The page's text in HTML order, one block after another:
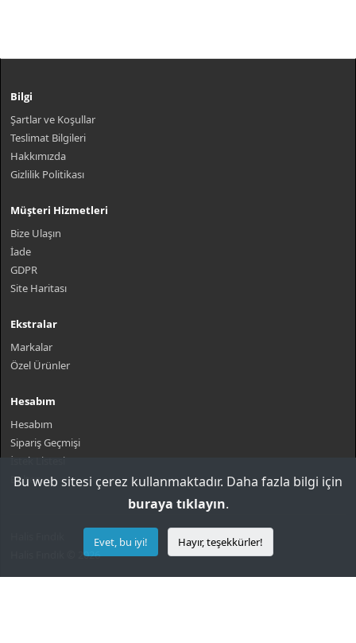
Bilgi
Şartlar ve Koşullar
Teslimat Bilgileri
Hakkımızda
Gizlilik Politikası
Müşteri Hizmetleri
Bize Ulaşın
İade
GDPR
Site Haritası
Ekstralar
Markalar
Özel Ürünler
Hesabım
Hesabım
Sipariş Geçmişi
İstek Listesi
Bülten
Halis Fındık © 2026
Bu web sitesi çerez kullanmaktadır. Daha fazla bilgi için
buraya tıklayın.
Evet, bu iyi! Hayır, teşekkürler!